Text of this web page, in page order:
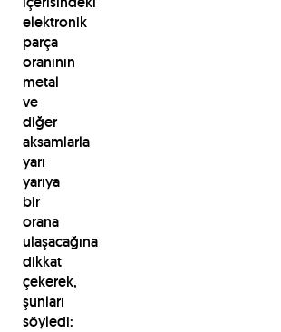
elektronik
parça
oranının
metal
ve
diğer
aksamlarla
yarı
yarıya
bir
orana
ulaşacağına
dikkat
çekerek,
şunları
söyledi: